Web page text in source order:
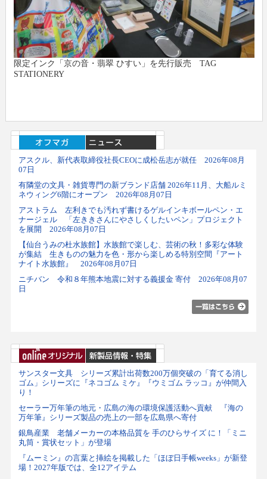
限定インク「京の音・翡翠 ひすい」を先行販売 TAG
STATIONERY
アスクル、新代表取締役社長CEOに成松岳志が就任 2026年08月
07日
有隣堂の文具・雑貨専門の新ブランド店舗 2026年11月、大船ルミ
ネウィング6階にオープン 2026年08月07日
アストラム 左利きでも汚れず書けるゲルインキボールペン・エ
ナージェル 「左ききさんにやさしくしたいペン」プロジェクト
を展開 2026年08月07日
【仙台うみの杜水族館】水族館で楽しむ、芸術の秋！多彩な体験
が集結 生きものの魅力を色・形から楽しめる特別空間『アート
ナイト水族館』 2026年08月07日
ニチバン 令和８年熊本地震に対する義援金 寄付 2026年08月07
日
サンスター文具 シリーズ累計出荷数200万個突破の「育てる消し
ゴム」シリーズに『ネコゴム ミケ』『ウミゴム ラッコ』が仲間入
り！
セーラー万年筆の地元・広島の海の環境保護活動へ貢献 『海の
万年筆』シリーズ製品の売上の一部を広島県へ寄付
銀鳥産業 老舗メーカーの本格品質を 手のひらサイズ に！「ミニ
丸筒・賞状セット」が登場
『ムーミン』の言葉と挿絵を掲載した「ほぼ日手帳weeks」が新登
場！2027年版では、全12アイテム